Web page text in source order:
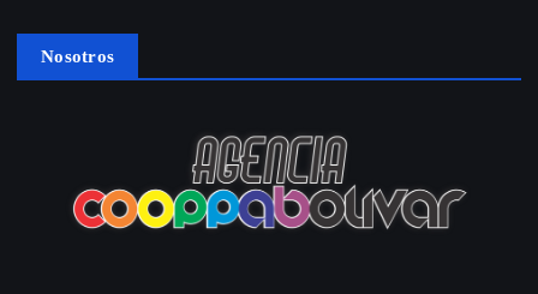
Nosotros